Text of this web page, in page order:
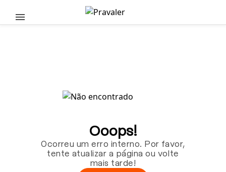
Pular para o conteúdo principal
Ooops!
Ocorreu um erro interno. Por favor,
tente atualizar a página ou volte
mais tarde!